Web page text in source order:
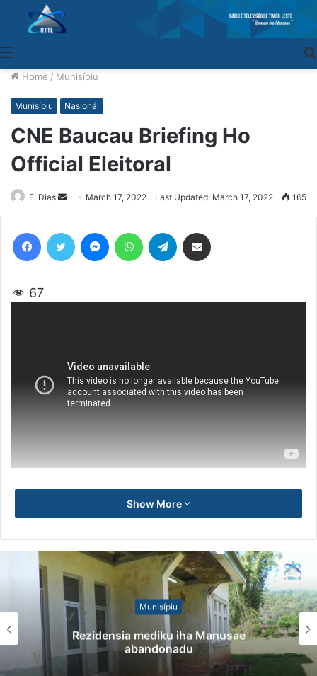
Home / Munisípiu
Munisípiu Nasionál
CNE Baucau Briefing Ho
Official Eleitoral
E. Dias
Send
an
March 17, 2022 Last Updated: March 17, 2022 165
67
Show More
iha Manusae
Governu
Minerais